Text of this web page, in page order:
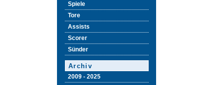
Spiele
Tore
Assists
Scorer
Sünder
Archiv
2009 - 2025